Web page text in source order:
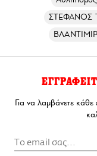
ΣΤΕΦΑΝΟΣ
Για να λαμβάνετε